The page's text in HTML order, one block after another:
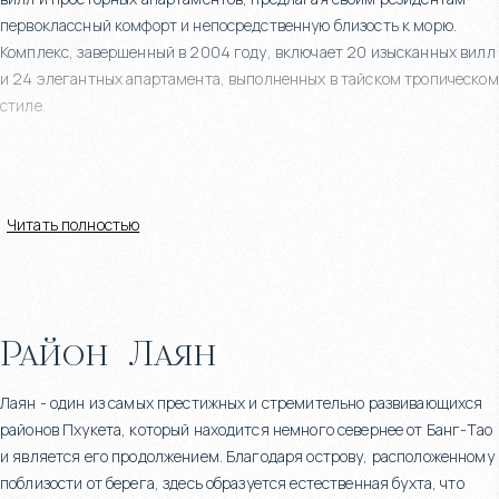
первоклассный комфорт и непосредственную близость к морю.
Комплекс, завершенный в 2004 году, включает 20 изысканных вилл
и 24 элегантных апартамента, выполненных в тайском тропическом
стиле.
Каждое жилье в Maan Tawan спроектировано с вниманием к
могут наслаждаться прогулками по ухоженным тропическим садам
Читать полностью
Район Лаян
Лаян - один из самых престижных и стремительно развивающихся
районов Пхукета, который находится немного севернее от Банг-Тао
и является его продолжением. Благодаря острову, расположенному
поблизости от берега, здесь образуется естественная бухта, что